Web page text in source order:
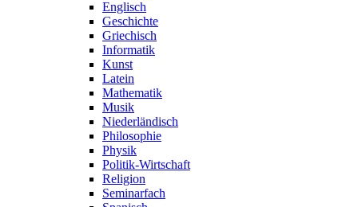
Englisch
Geschichte
Griechisch
Informatik
Kunst
Latein
Mathematik
Musik
Niederländisch
Philosophie
Physik
Politik-Wirtschaft
Religion
Seminarfach